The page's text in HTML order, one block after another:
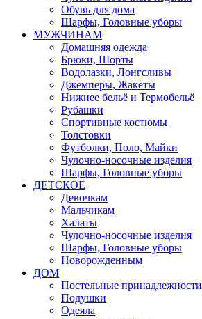
Обувь для дома
Шарфы, Головные уборы
МУЖЧИНАМ
Домашняя одежда
Брюки, Шорты
Водолазки, Лонгсливы
Джемперы, Жакеты
Нижнее бельё и Термобельё
Рубашки
Спортивные костюмы
Толстовки
Футболки, Поло, Майки
Чулочно-носочные изделия
Шарфы, Головные уборы
ДЕТСКОЕ
Девочкам
Мальчикам
Халаты
Чулочно-носочные изделия
Шарфы, Головные уборы
Новорожденным
ДОМ
Постельные принадлежности
Подушки
Одеяла